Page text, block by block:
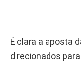
É clara a aposta
direcionados